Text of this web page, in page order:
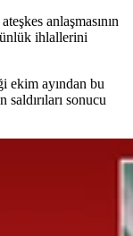
anlaşmasının
ihlallerini
ekim ayından bu
sonucu